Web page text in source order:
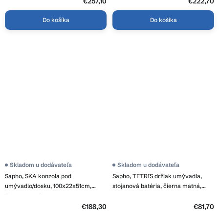
Do košíka Do košíka
Sapho, SKA konzola pod
umývadlo/dosku, 100x22x51cm,
čierna matná, SKA810
Skladom u dodávateľa
€188,30
Sapho, TETRIS držiak umývadla,
stojanová batéria, čierna matná,
Skladom u dodávateľa
€81,70